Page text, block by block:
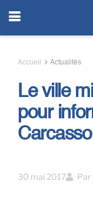
Accueil Actualités
Le ville
pour
30 mai 2017 Par